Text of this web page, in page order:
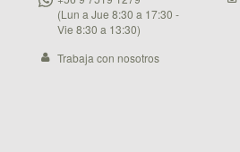
(Lun a Jue 8:30 a 17:30 -
Vie 8:30 a 13:30)
Trabaja con nosotros